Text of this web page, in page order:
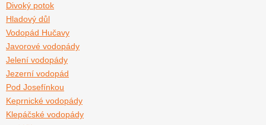
Divoký potok
Hladový důl
Vodopád Hučavy
Javorové vodopády
Jelení vodopády
Jezerní vodopád
Pod Josefínkou
Keprnické vodopády
Klepáčské vodopády